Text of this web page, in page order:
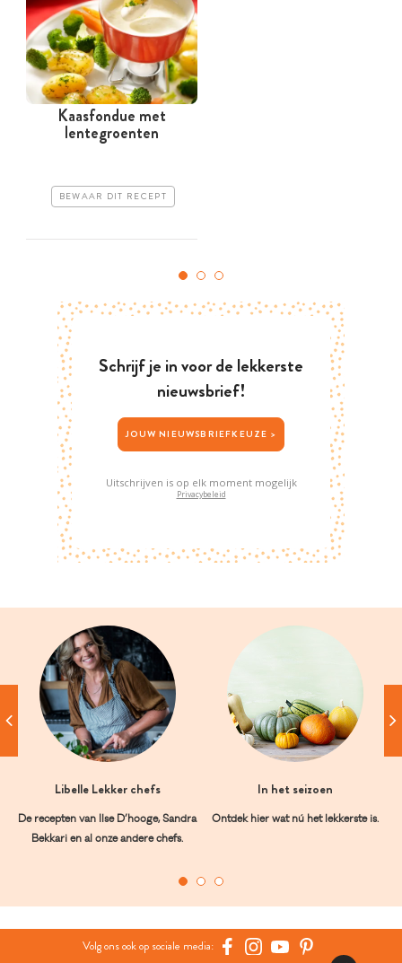
Kaasfondue met
lentegroenten
BEWAAR DIT RECEPT
Schrijf je in voor de lekkerste
nieuwsbrief!
JOUW NIEUWSBRIEFKEUZE >
Uitschrijven is op elk moment mogelijk
Privacybeleid
Libelle Lekker chefs
De recepten van Ilse D’hooge, Sandra
Bekkari en al onze andere chefs.
In het seizoen
Ontdek hier wat nú het lekkerste is.
Volg ons ook op sociale media: